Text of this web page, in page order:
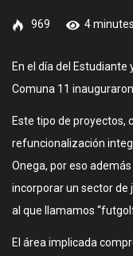
969 4
En el día del
Comuna 11
Este tipo de proyectos,
refuncionalización
Onega, por eso
incorporar un sector de
al que llamamos
El área implicada